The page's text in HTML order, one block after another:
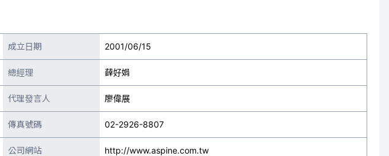
成立日期 2001/06/15
總經理 薛好娟
代理發言人 廖偉展
傳真號碼 02-2926-8807
公司網站 http://www.aspine.com.tw